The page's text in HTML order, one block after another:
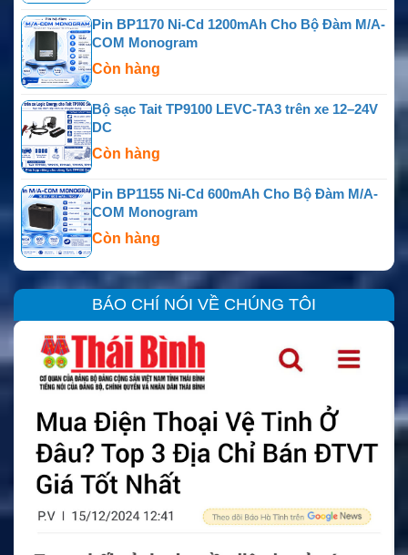
Pin BP1170 Ni-Cd 1200mAh Cho Bộ Đàm M/A-
COM Monogram
Còn hàng
Bộ sạc Tait TP9100 LEVC-TA3 trên xe 12–24V
DC
Còn hàng
Pin BP1155 Ni-Cd 600mAh Cho Bộ Đàm M/A-
COM Monogram
Còn hàng
BÁO CHÍ NÓI VỀ CHÚNG TÔI